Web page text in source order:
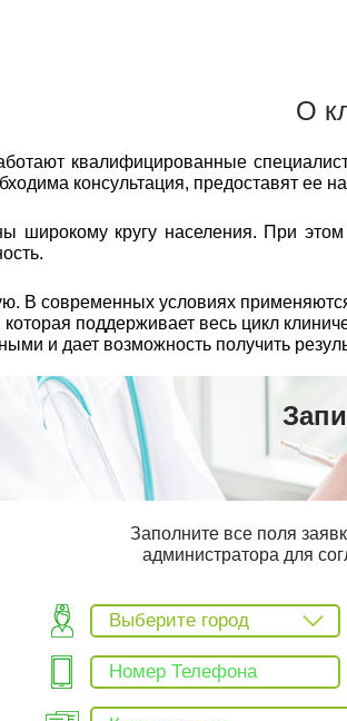
О
квалифицированные
консультация, предоставят ее
широкому кругу населения. При
В современных условиях
поддерживает весь цикл
и дает возможность получить
Заполните все поля
администратора для
Выберите город